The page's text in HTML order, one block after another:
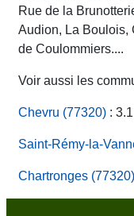
Rue de la
Audion, La Boulois,
de Coulommiers....
Voir aussi les
Chevru (77320) :
Saint-Rémy-la-
Chartronges (77320)